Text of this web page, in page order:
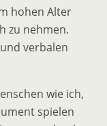
hohen Alter
zu nehmen.
verbalen
wie ich,
spielen